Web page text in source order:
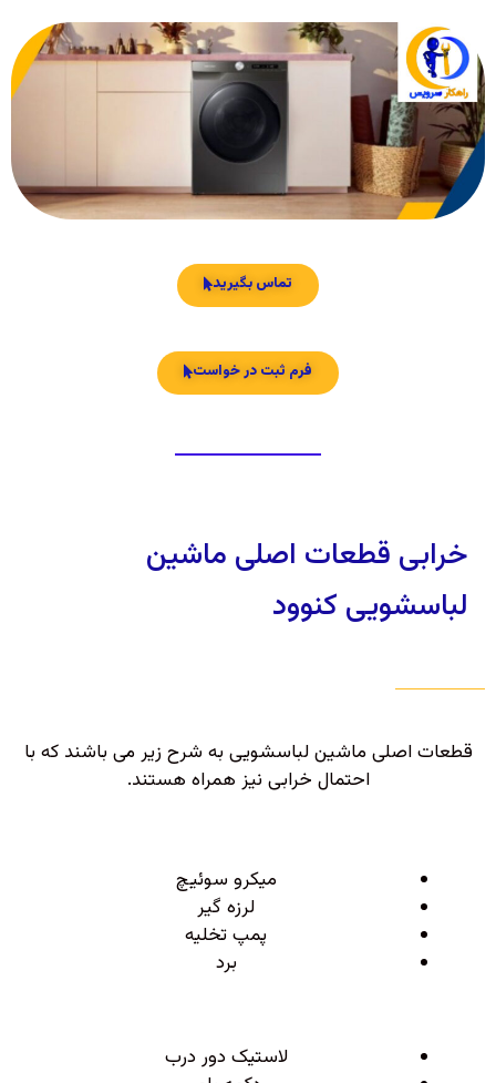
تماس بگیرید
فرم ثبت در خواست
خرابی قطعات اصلی ماشین
لباسشویی کنوود
قطعات اصلی ماشین لباسشویی به شرح زیر می باشند که با
احتمال خرابی نیز همراه هستند.
میکرو سوئیچ
لرزه گیر
پمپ تخلیه
برد
لاستیک دور درب